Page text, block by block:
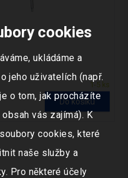
1-5 ks
Do košíku
cookies
ukládáme a
jeho uživatelích (např.
o tom, jak procházíte
vás zajímá). K
cookies, které
naše služby a
Pro některé účely